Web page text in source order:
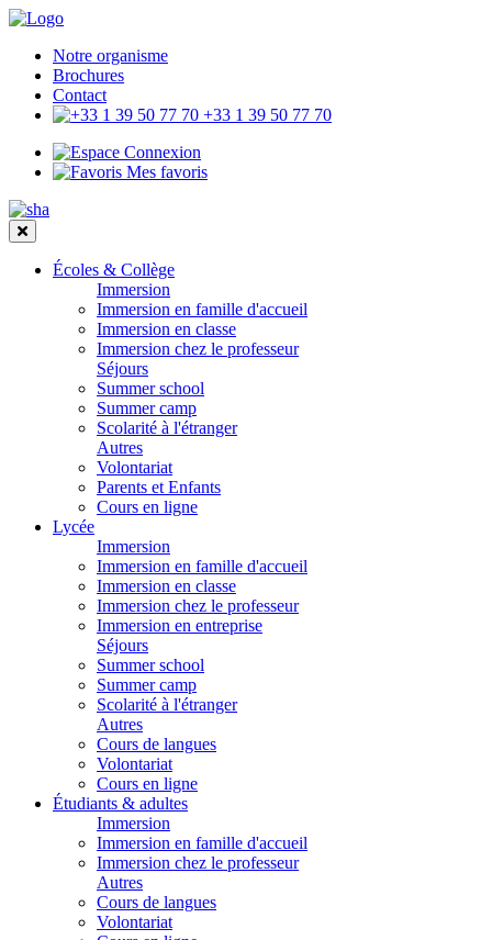
Notre organisme
Brochures
Contact
+33 1 39 50 77 70
Connexion
Mes favoris
Écoles & Collège
Immersion
Immersion en famille d'accueil
Immersion en classe
Immersion chez le professeur
Séjours
Summer school
Summer camp
Scolarité à l'étranger
Autres
Volontariat
Parents et Enfants
Cours en ligne
Lycée
Immersion
Immersion en famille d'accueil
Immersion en classe
Immersion chez le professeur
Immersion en entreprise
Séjours
Summer school
Summer camp
Scolarité à l'étranger
Autres
Cours de langues
Volontariat
Cours en ligne
Étudiants & adultes
Immersion
Immersion en famille d'accueil
Immersion chez le professeur
Autres
Cours de langues
Volontariat